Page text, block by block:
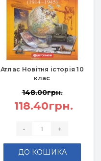
Атлас Новітня історія 10
клас
148.00грн.
118.40грн.
- +
ДО КОШИКА